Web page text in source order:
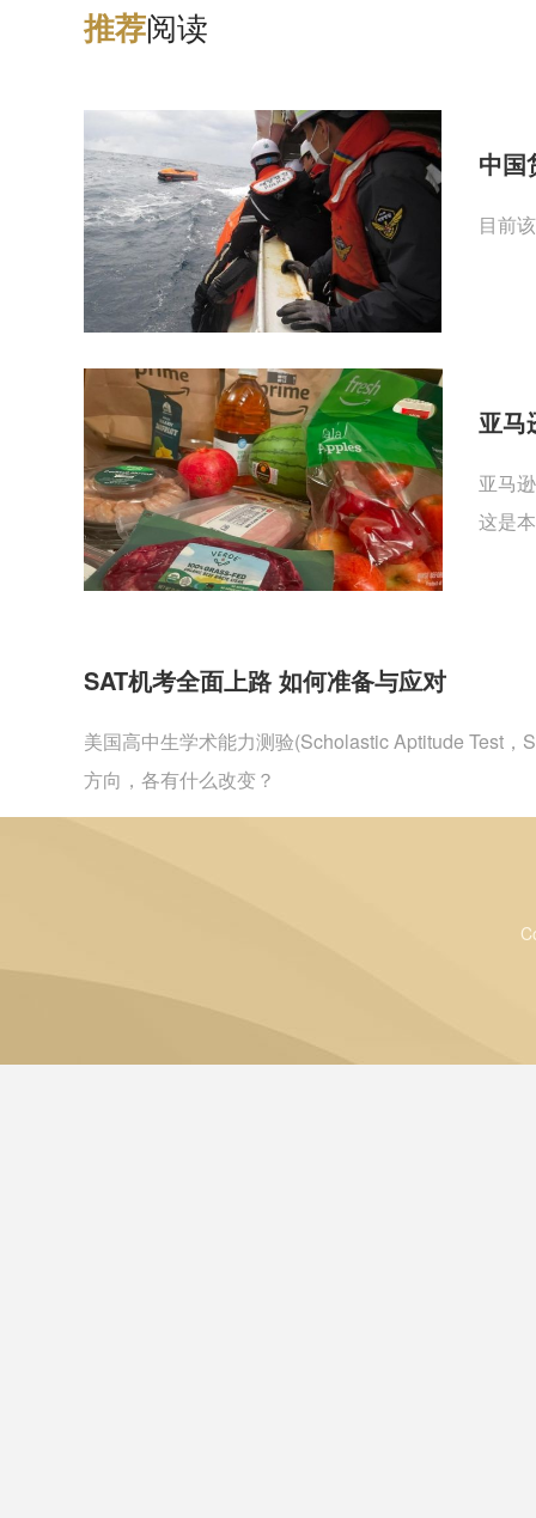
推荐阅读
中国
目前
亚马
亚马
这是
SAT机考全面上路 如何准备与应对
美国高中生学术能力测验(Scholastic Aptitude Test
方向，各有什么改变？